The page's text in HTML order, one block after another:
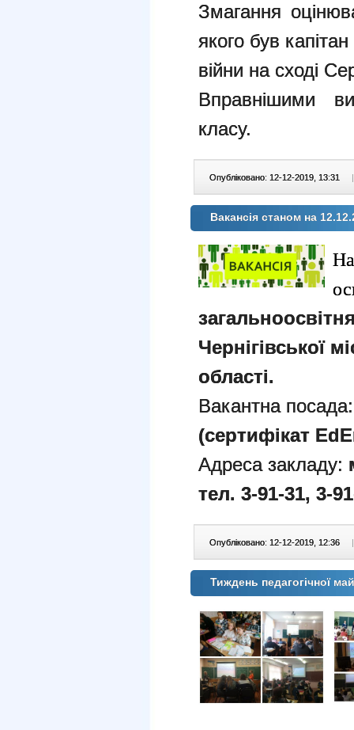
Змагання
якого був
війни на сході
Вправнішими
класу.
Опубліковано: 12-12-2019, 13:31 |
Вакансія станом на
Чернігівської
області.
Вакантна
(сертифікат
Адреса закладу:
тел. 3-91-31, 3-
Опубліковано: 12-12-2019, 12:36 |
Тиждень педагогічної